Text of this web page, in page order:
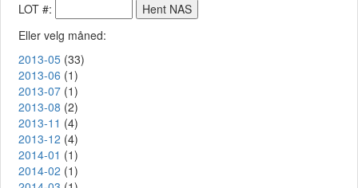
LOT #:
Eller velg måned:
2013-05 (33)
2013-06 (1)
2013-07 (1)
2013-08 (2)
2013-11 (4)
2013-12 (4)
2014-01 (1)
2014-02 (1)